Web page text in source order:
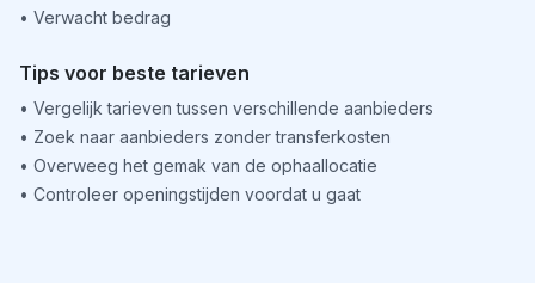
• Verwacht bedrag
Tips voor beste tarieven
• Vergelijk tarieven tussen verschillende aanbieders
• Zoek naar aanbieders zonder transferkosten
• Overweeg het gemak van de ophaallocatie
• Controleer openingstijden voordat u gaat